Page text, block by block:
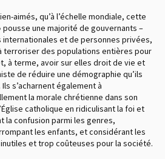
aimés, qu’à l’échelle mondiale, cette
pousse une majorité de gouvernants –
internationales et de personnes privées,
terroriser des populations entières pour
à terme, avoir sur elles droit de vie et
de réduire une démographie qu’ils
s’acharnent également à
la morale chrétienne dans son
catholique en ridiculisant la foi et
la confusion parmi les genres,
les enfants, et considérant les
et trop coûteuses pour la société.